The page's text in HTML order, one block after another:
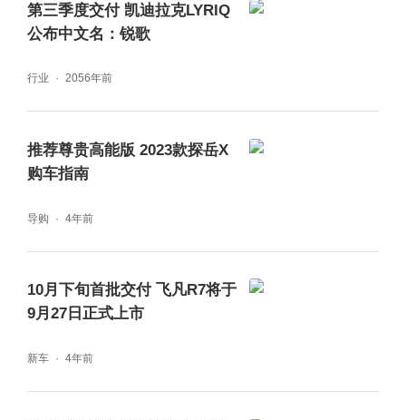
第三季度交付 凯迪拉克LYRIQ
公布中文名：锐歌
行业 2056年前
推荐尊贵高能版 2023款探岳X
购车指南
导购 4年前
10月下旬首批交付 飞凡R7将于
9月27日正式上市
新车 4年前